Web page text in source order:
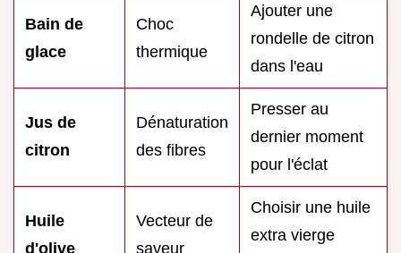
Bain de
glace
Choc
thermique
Ajouter une
rondelle de citron
dans l'eau
Jus de
citron
Dénaturation
des fibres
Presser au
dernier moment
pour l'éclat
Huile
d'olive
Vecteur de
saveur
Choisir une huile
extra vierge